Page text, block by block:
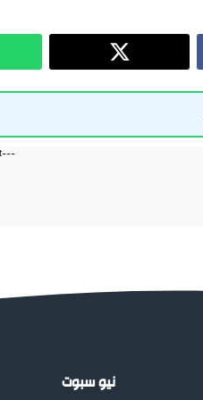
---Advertisement---
نيو سبوت